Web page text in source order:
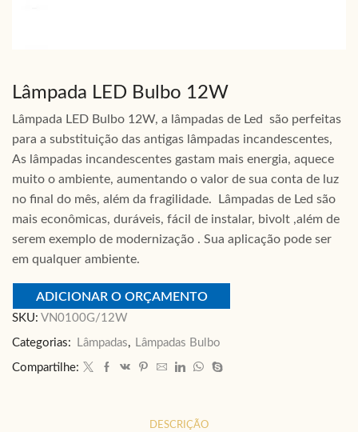
Lâmpada LED Bulbo 12W
Lâmpada LED Bulbo 12W, a lâmpadas de Led são perfeitas
para a substituição das antigas lâmpadas incandescentes,
As lâmpadas incandescentes gastam mais energia, aquece
muito o ambiente, aumentando o valor de sua conta de luz
no final do mês, além da fragilidade. Lâmpadas de Led são
mais econômicas, duráveis, fácil de instalar, bivolt ,além de
serem exemplo de modernização . Sua aplicação pode ser
em qualquer ambiente.
ADICIONAR O ORÇAMENTO
SKU: VN0100G/12W
Categorias: Lâmpadas, Lâmpadas Bulbo
Compartilhe:
DESCRIÇÃO